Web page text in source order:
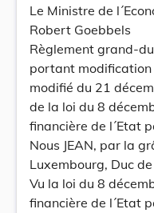
Le Ministre de
Robert Goebbels
Règlement grand-
portant
modifié du 21
de la loi du 8
financière de l´Etat
Nous JEAN, par la
Luxembourg, Duc
Vu la loi du 8
financière de l´Etat